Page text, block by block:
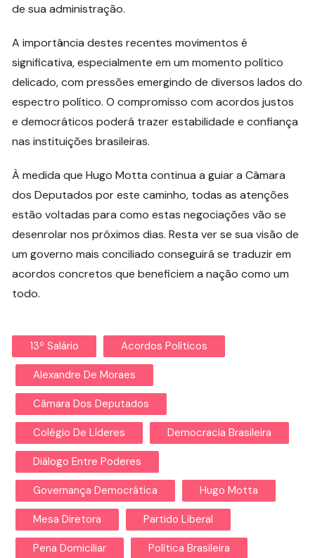
de sua administração.
A importância destes recentes movimentos é
significativa, especialmente em um momento político
delicado, com pressões emergindo de diversos lados do
espectro político. O compromisso com acordos justos
e democráticos poderá trazer estabilidade e confiança
nas instituições brasileiras.
À medida que Hugo Motta continua a guiar a Câmara
dos Deputados por este caminho, todas as atenções
estão voltadas para como estas negociações vão se
desenrolar nos próximos dias. Resta ver se sua visão de
um governo mais conciliado conseguirá se traduzir em
acordos concretos que beneficiem a nação como um
todo.
13º Salário Acordos Políticos
Alexandre De Moraes
Câmara Dos Deputados
Colégio De Líderes Democracia Brasileira
Diálogo Entre Poderes
Governança Democrática Hugo Motta
Mesa Diretora Partido Liberal
Pena Domiciliar Política Brasileira